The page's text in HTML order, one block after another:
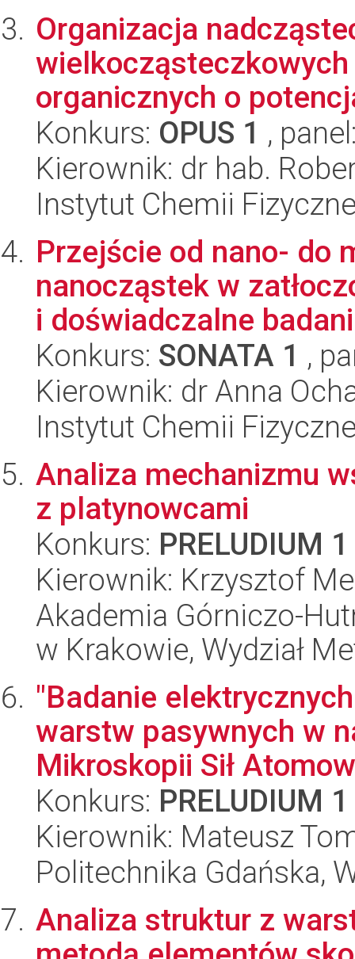
Organizacja
wielkocząsteczkowych
organicznych o
Konkurs: OPUS 1 ,
Kierownik: dr hab.
Instytut Chemii
Przejście od nano- do
nanocząstek w
i doświadczalne
Konkurs: SONATA 1 ,
Kierownik: dr Anna
Instytut Chemii
Analiza mechanizmu
z platynowcami
Konkurs: PRELUDIUM 1
Kierownik: Krzysztof
Akademia Górniczo-
w Krakowie, Wydział
"Badanie
warstw pasywnych w
Mikroskopii Sił
Konkurs: PRELUDIUM 1
Kierownik: Mateusz
Politechnika Gdańska,
Analiza struktur z